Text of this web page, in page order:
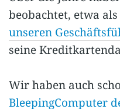
beobachtet, etwa
unseren
seine
Wir haben auch
BleepingComputer